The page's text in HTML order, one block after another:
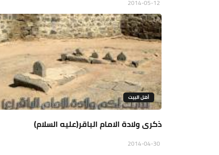
أهل البيت
ذكرى ولادة الامام الباقر(عليه السلام)